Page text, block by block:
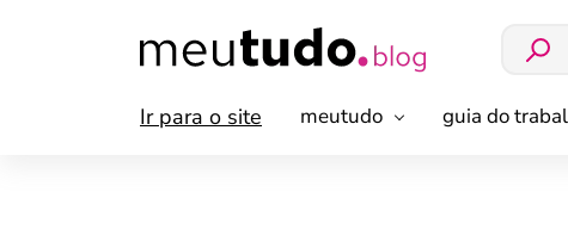
Ir para o site meutudo guia do